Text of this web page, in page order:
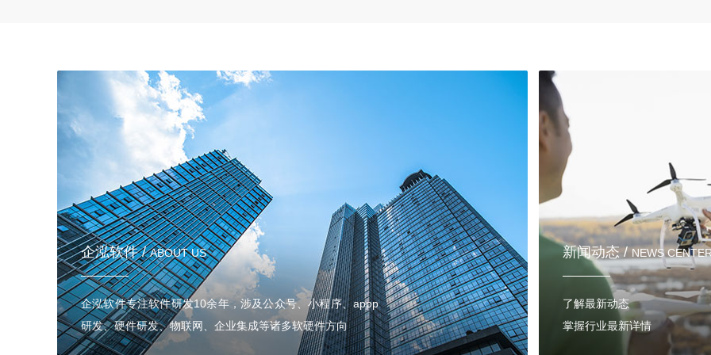
企泓软件 /ABOUT US
企泓软件专注软件研发10余年，涉及公众号、小程序、appp
研发、硬件研发、物联网、企业集成等诸多软硬件方向
新闻动态 / NEWS
了解最新动态
掌握行业最新详情